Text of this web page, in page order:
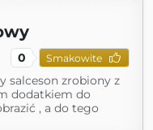
0 Smakowite
salceson zrobiony z
dodatkiem do
, a do tego